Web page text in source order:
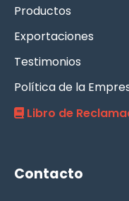
Productos
Exportaciones
Testimonios
Política de la
Libro de
Contacto